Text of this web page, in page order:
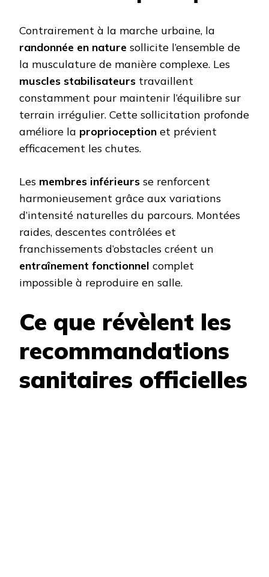
Contrairement à la marche urbaine, la
randonnée en nature sollicite l’ensemble de
la musculature de manière complexe. Les
muscles stabilisateurs travaillent
constamment pour maintenir l’équilibre sur
terrain irrégulier. Cette sollicitation profonde
améliore la proprioception et prévient
efficacement les chutes.
Les membres inférieurs se renforcent
harmonieusement grâce aux variations
d’intensité naturelles du parcours. Montées
raides, descentes contrôlées et
franchissements d’obstacles créent un
entraînement fonctionnel complet
impossible à reproduire en salle.
Ce que révèlent les
recommandations
sanitaires officielles